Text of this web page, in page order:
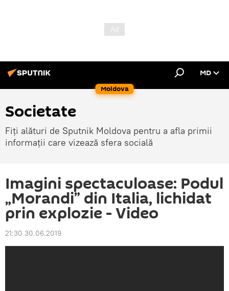
Moldova
MD
Societate
Fiți alături de Sputnik Moldova pentru a afla primii
informații care vizează sfera socială
Imagini spectaculoase: Podul
„Morandi” din Italia, lichidat
prin explozie - Video
21:30 30.06.2019